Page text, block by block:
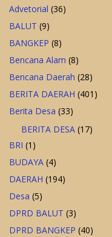
Advetorial (36)
BALUT (9)
BANGKEP (8)
Bencana Alam (8)
Bencana Daerah (28)
BERITA DAERAH (401)
Berita Desa (33)
BERITA DESA (17)
BRI (1)
BUDAYA (4)
DAERAH (194)
Desa (5)
DPRD BALUT (3)
DPRD BANGKEP (40)